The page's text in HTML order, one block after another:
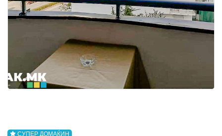
СУПЕР ДОМАЌИН